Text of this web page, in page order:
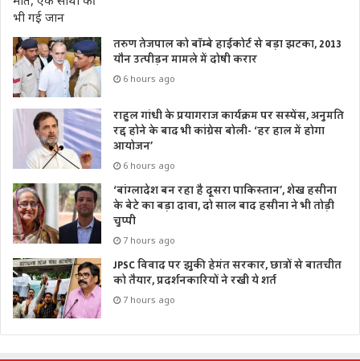
तरुण तेजपाल को बॉम्बे हाईकोर्ट से बड़ा झटका, 2013
यौन उत्पीड़न मामले में दोषी करार
6 hours ago
राहुल गांधी के प्रयागराज कार्यक्रम पर सस्पेंस, अनुमति
रद्द होने के बाद भी कांग्रेस बोली- ‘हर हाल में होगा
आयोजन’
6 hours ago
‘बांग्लादेश बन रहा है दूसरा पाकिस्तान’, शेख हसीना
के बेटे का बड़ा दावा, दो साल बाद हसीना ने भी तोड़ी
चुप्पी
7 hours ago
JPSC विवाद पर झुकी हेमंत सरकार, छात्रों से बातचीत
को तैयार, प्रदर्शनकारियों ने रखी ये शर्त
7 hours ago